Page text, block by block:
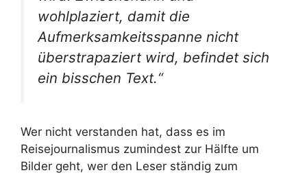
wohlplaziert, damit die
Aufmerksamkeitsspanne nicht
überstrapaziert wird, befindet sich
ein bisschen Text.“
Wer nicht verstanden hat, dass es im
Reisejournalismus zumindest zur Hälfte um
Bilder geht, wer den Leser ständig zum